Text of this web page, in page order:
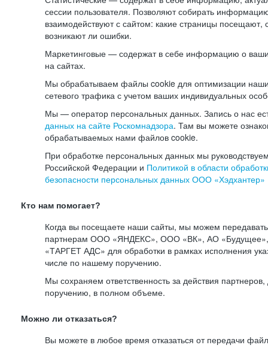
сессии пользователя. Позволяют собирать
взаимодействуют с сайтом: какие страницы посещают,
возникают ли ошибки.
Маркетинговые — содержат в себе информацию о
на сайтах.
Мы обрабатываем файлы cookie для оптимизации
сетевого трафика с учетом ваших индивидуальных
Мы — оператор персональных данных. Запись о нас
данных на сайте Роскомнадзора. Там вы можете
обрабатываемых нами файлов cookie.
При обработке персональных данных мы
Российской Федерации и Политикой в области
безопасности персональных данных ООО «Хэдхантер»
Кто нам помогает?
Когда вы посещаете наши сайты, мы можем
партнерам ООО «ЯНДЕКС», ООО «ВК», АО
«ТАРГЕТ АДС» для обработки в рамках исполнения
числе по нашему поручению.
Мы сохраняем ответственность за действия
поручению, в полном объеме.
Можно ли отказаться?
Вы можете в любое время отказаться от передачи